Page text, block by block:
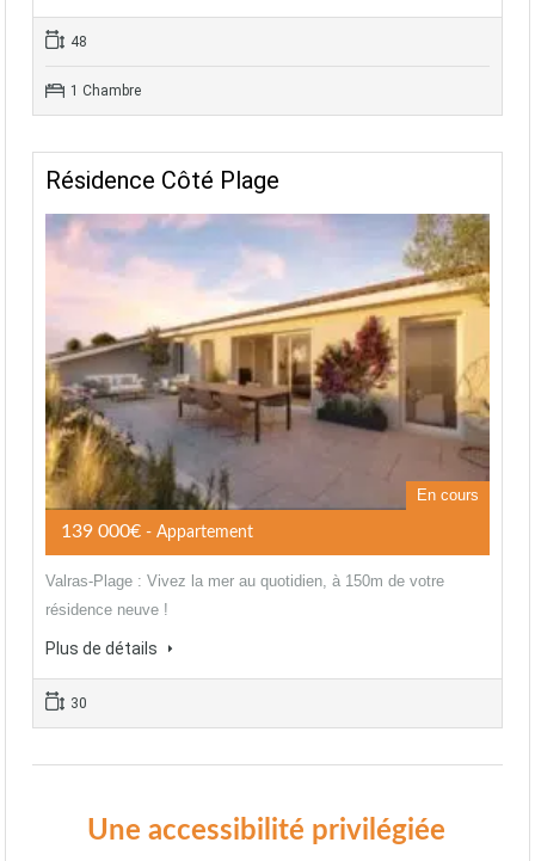
48
1 Chambre
Résidence Côté Plage
En cours
139 000€ - Appartement
Valras-Plage : Vivez la mer au quotidien, à 150m de votre
résidence neuve !
Plus de détails
30
Une accessibilité privilégiée